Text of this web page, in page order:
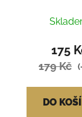
175
179 Kč
DO